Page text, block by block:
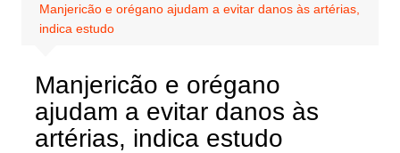
Manjericão e orégano ajudam a evitar danos às artérias,
indica estudo
Manjericão e orégano
ajudam a evitar danos às
artérias, indica estudo